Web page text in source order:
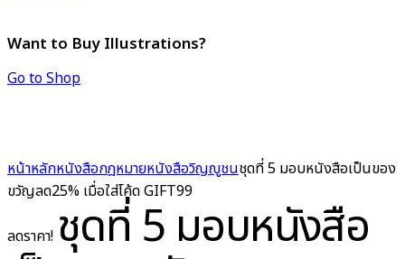
Want to Buy Illustrations?
Go to Shop
หน้าหลักหนังสือกฎหมายหนังสือวิญญูชนชุดที่ 5 มอบหนังสือเป็นของ
ขวัญลด25% เมื่อใส่โค้ด GIFT99
ลดราคา! ชุดที่ 5 มอบหนังสือ